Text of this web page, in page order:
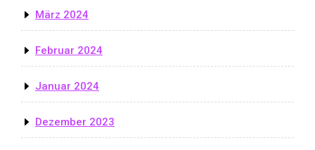
März 2024
Februar 2024
Januar 2024
Dezember 2023